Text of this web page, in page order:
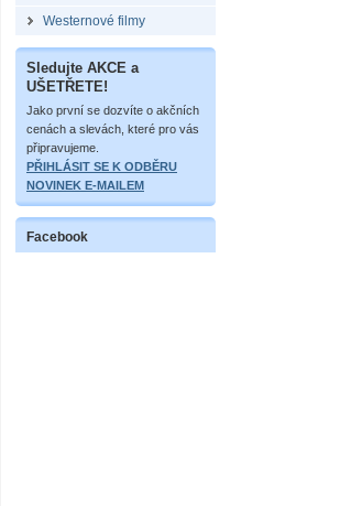
Westernové filmy
Sledujte AKCE a
UŠETŘETE!
Jako první se dozvíte o akčních
cenách a slevách, které pro vás
připravujeme.
PŘIHLÁSIT SE K ODBĚRU
NOVINEK E-MAILEM
Facebook